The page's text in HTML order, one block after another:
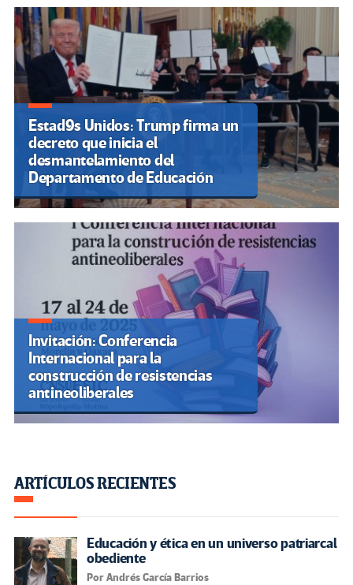
Estad9s Unidos: Trump firma un
decreto que inicia el
desmantelamiento del
Departamento de Educación
Invitación: Conferencia
Internacional para la
construcción de resistencias
antineoliberales
ARTÍCULOS RECIENTES
Educación y ética en un universo patriarcal
obediente
Por Andrés García Barrios